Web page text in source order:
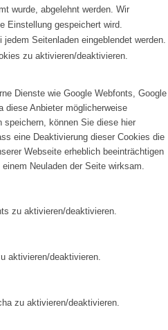
wurde, abgelehnt werden. Wir
Einstellung gespeichert wird.
Seitenladen eingeblendet werden.
zu aktivieren/deaktivieren.
Dienste wie Google Webfonts, Google
diese Anbieter möglicherweise
speichern, können Sie diese hier
eine Deaktivierung dieser Cookies die
Webseite erheblich beeinträchtigen
Neuladen der Seite wirksam.
zu aktivieren/deaktivieren.
aktivieren/deaktivieren.
zu aktivieren/deaktivieren.